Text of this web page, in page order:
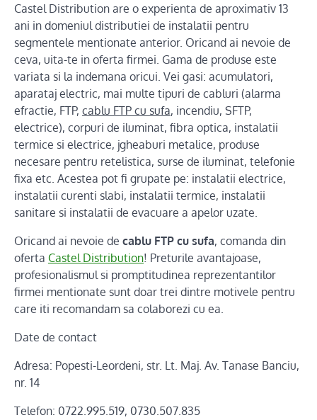
Castel Distribution are o experienta de aproximativ 13
ani in domeniul distributiei de instalatii pentru
segmentele mentionate anterior. Oricand ai nevoie de
ceva, uita-te in oferta firmei. Gama de produse este
variata si la indemana oricui. Vei gasi: acumulatori,
aparataj electric, mai multe tipuri de cabluri (alarma
efractie, FTP, cablu FTP cu sufa, incendiu, SFTP,
electrice), corpuri de iluminat, fibra optica, instalatii
termice si electrice, jgheaburi metalice, produse
necesare pentru retelistica, surse de iluminat, telefonie
fixa etc. Acestea pot fi grupate pe: instalatii electrice,
instalatii curenti slabi, instalatii termice, instalatii
sanitare si instalatii de evacuare a apelor uzate.
Oricand ai nevoie de cablu FTP cu sufa, comanda din
oferta Castel Distribution! Preturile avantajoase,
profesionalismul si promptitudinea reprezentantilor
firmei mentionate sunt doar trei dintre motivele pentru
care iti recomandam sa colaborezi cu ea.
Date de contact
Adresa: Popesti-Leordeni, str. Lt. Maj. Av. Tanase Banciu,
nr. 14
Telefon: 0722.995.519, 0730.507.835